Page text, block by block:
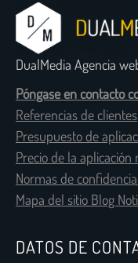
DualMedia Agencia
Póngase en contacto
Referencias de clientes
Presupuesto de
Precio de la aplicación
Normas de
Mapa del sitio Blog
DATOS DE